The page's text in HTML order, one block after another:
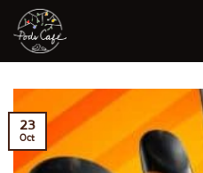
Skip
content
23
Oct